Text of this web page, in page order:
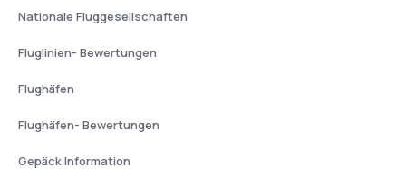
Nationale Fluggesellschaften
Fluglinien- Bewertungen
Flughäfen
Flughäfen- Bewertungen
Gepäck Information